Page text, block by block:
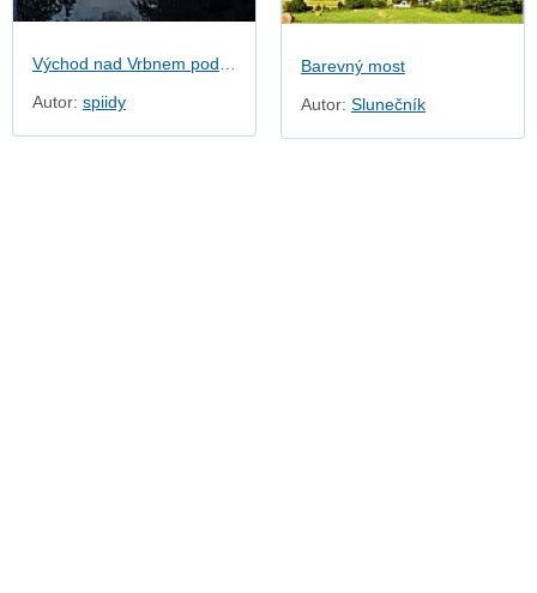
Autor: spiidy
Barevný most
Autor: Slunečník